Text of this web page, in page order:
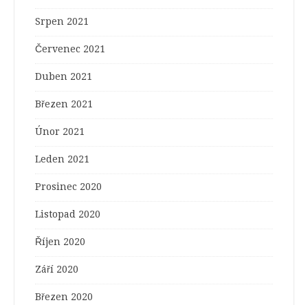
Srpen 2021
Červenec 2021
Duben 2021
Březen 2021
Únor 2021
Leden 2021
Prosinec 2020
Listopad 2020
Říjen 2020
Září 2020
Březen 2020